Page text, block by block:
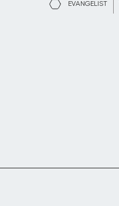
EVANGELIST